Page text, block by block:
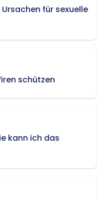
für sexuelle
schützen
kann ich das